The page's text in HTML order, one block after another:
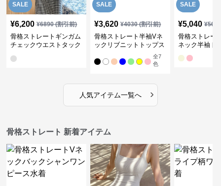
SALE
¥6,200 ¥6890(割引前)
骨格ストレートギンガム
チェックウエストタック
SALE
¥3,620 ¥4030(割引前)
骨格ストレート半袖Vネ
ックリブニットトップス
全7
色
SALE
¥5,040 ¥
骨格ストレー
ネック半袖ト
人気アイテム一覧へ ›
骨格ストレート 新着アイテム